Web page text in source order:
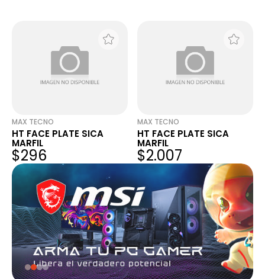
MAX TECNO
HT FACE PLATE SICA
MARFIL
$296
MAX TECNO
HT FACE PLATE SICA
MARFIL
$2.007